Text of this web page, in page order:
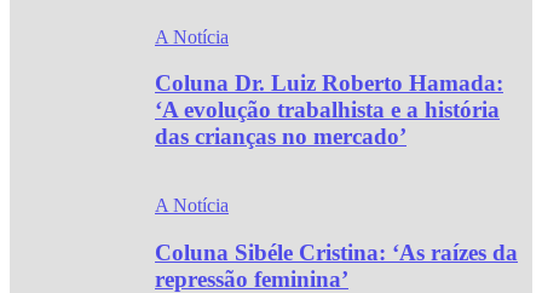
A Notícia
Coluna Dr. Luiz Roberto Hamada:
‘A evolução trabalhista e a história
das crianças no mercado’
A Notícia
Coluna Sibéle Cristina: ‘As raízes da
repressão feminina’